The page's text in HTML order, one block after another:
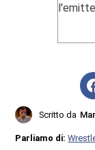
Scritto da
Parliamo di: